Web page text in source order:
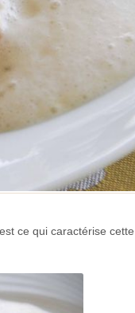
ce qui caractérise